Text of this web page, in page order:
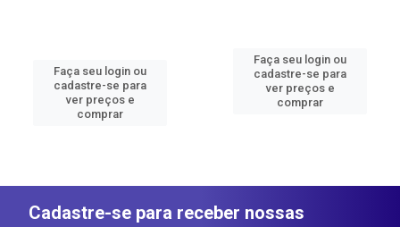
Faça seu login ou
cadastre-se para
ver preços e
comprar
Faça seu login ou
cadastre-se para
ver preços e
comprar
Cadastre-se para receber nossas